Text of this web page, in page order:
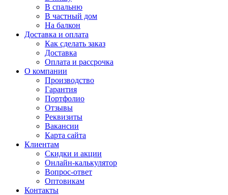
В спальню
В частный дом
На балкон
Доставка и оплата
Как сделать заказ
Доставка
Оплата и рассрочка
О компании
Производство
Гарантия
Портфолио
Отзывы
Реквизиты
Вакансии
Карта сайта
Клиентам
Скидки и акции
Онлайн-калькулятор
Вопрос-ответ
Оптовикам
Контакты